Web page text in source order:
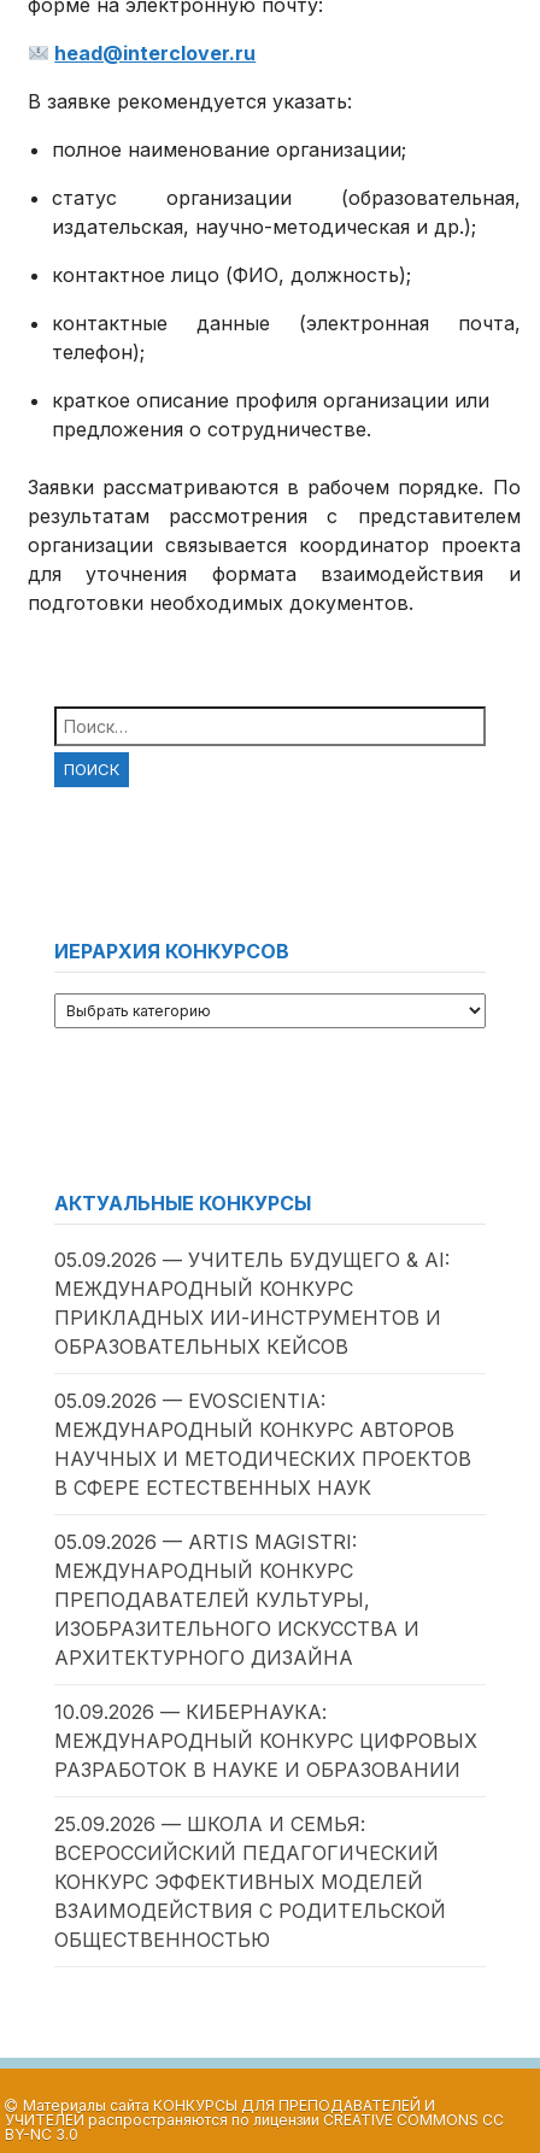
форме на электронную почту:
head@interclover.ru
В заявке рекомендуется указать:
полное наименование организации;
статус организации (образовательная,
издательская, научно-методическая и др.);
контактное лицо (ФИО, должность);
контактные данные (электронная почта,
телефон);
краткое описание профиля организации или
предложения о сотрудничестве.
Заявки рассматриваются в рабочем порядке. По
результатам рассмотрения с представителем
организации связывается координатор проекта
для уточнения формата взаимодействия и
подготовки необходимых документов.
Найти:
ИЕРАРХИЯ КОНКУРСОВ
АКТУАЛЬНЫЕ КОНКУРСЫ
05.09.2026 — УЧИТЕЛЬ БУДУЩЕГО & AI:
МЕЖДУНАРОДНЫЙ КОНКУРС
ПРИКЛАДНЫХ ИИ-ИНСТРУМЕНТОВ И
ОБРАЗОВАТЕЛЬНЫХ КЕЙСОВ
05.09.2026 — EVOSCIENTIA:
МЕЖДУНАРОДНЫЙ КОНКУРС АВТОРОВ
НАУЧНЫХ И МЕТОДИЧЕСКИХ ПРОЕКТОВ
В СФЕРЕ ЕСТЕСТВЕННЫХ НАУК
05.09.2026 — ARTIS MAGISTRI:
МЕЖДУНАРОДНЫЙ КОНКУРС
ПРЕПОДАВАТЕЛЕЙ КУЛЬТУРЫ,
ИЗОБРАЗИТЕЛЬНОГО ИСКУССТВА И
АРХИТЕКТУРНОГО ДИЗАЙНА
10.09.2026 — КИБЕРНАУКА:
МЕЖДУНАРОДНЫЙ КОНКУРС ЦИФРОВЫХ
РАЗРАБОТОК В НАУКЕ И ОБРАЗОВАНИИ
25.09.2026 — ШКОЛА И СЕМЬЯ:
ВСЕРОССИЙСКИЙ ПЕДАГОГИЧЕСКИЙ
КОНКУРС ЭФФЕКТИВНЫХ МОДЕЛЕЙ
ВЗАИМОДЕЙСТВИЯ С РОДИТЕЛЬСКОЙ
ОБЩЕСТВЕННОСТЬЮ
Материалы сайтаКОНКУРСЫ ДЛЯ ПРЕПОДАВАТЕЛЕЙ И
УЧИТЕЛЕЙ распространяются по лицензииCREATIVE COMMONS CC
BY-NC 3.0